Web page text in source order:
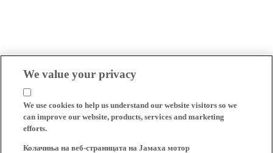
We value your privacy
We use cookies to help us understand our website visitors so we
can improve our website, products, services and marketing
efforts.
Колачиња на веб-страницата на Јамаха мотор